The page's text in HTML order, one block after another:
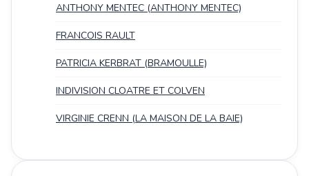
ANTHONY MENTEC (ANTHONY MENTEC)
FRANCOIS RAULT
PATRICIA KERBRAT (BRAMOULLE)
INDIVISION CLOATRE ET COLVEN
VIRGINIE CRENN (LA MAISON DE LA BAIE)